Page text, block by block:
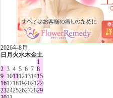
2026年8月
日 月 火水木金土
1
2 3 4 5 6 7 8
9 1011 12131415
16171819202122
23242526272829